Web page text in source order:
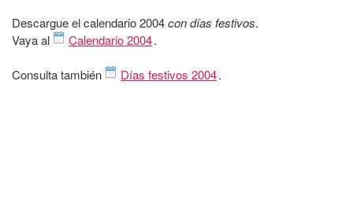
Descargue el calendario 2004con días festivos.
Vaya al
Calendario 2004.
Consulta también Días festivos 2004.